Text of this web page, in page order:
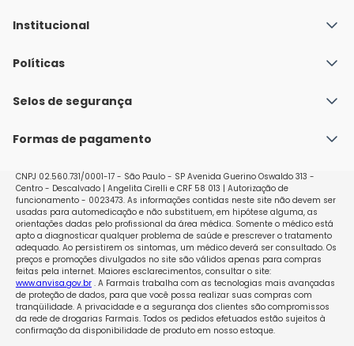
Institucional
Quem Somos
Nossas lojas
Políticas
Política de Envio
Políticas de Trocas e Devoluções
Selos de segurança
Formas de pagamento
CNPJ 02.560.731/0001-17 - São Paulo - SP Avenida Guerino Oswaldo 313 -
Centro - Descalvado | Angelita Cirelli e CRF 58 013 | Autorização de
funcionamento - 0023473. As informações contidas neste site não devem ser
usadas para automedicação e não substituem, em hipótese alguma, as
orientações dadas pelo profissional da área médica. Somente o médico está
apto a diagnosticar qualquer problema de saúde e prescrever o tratamento
adequado. Ao persistirem os sintomas, um médico deverá ser consultado. Os
preços e promoções divulgados no site são válidos apenas para compras
feitas pela internet. Maiores esclarecimentos, consultar o site:
www.anvisa.gov.br. A Farmais trabalha com as tecnologias mais avançadas
de proteção de dados, para que você possa realizar suas compras com
tranqüilidade. A privacidade e a segurança dos clientes são compromissos
da rede de drogarias Farmais. Todos os pedidos efetuados estão sujeitos à
confirmação da disponibilidade de produto em nosso estoque.